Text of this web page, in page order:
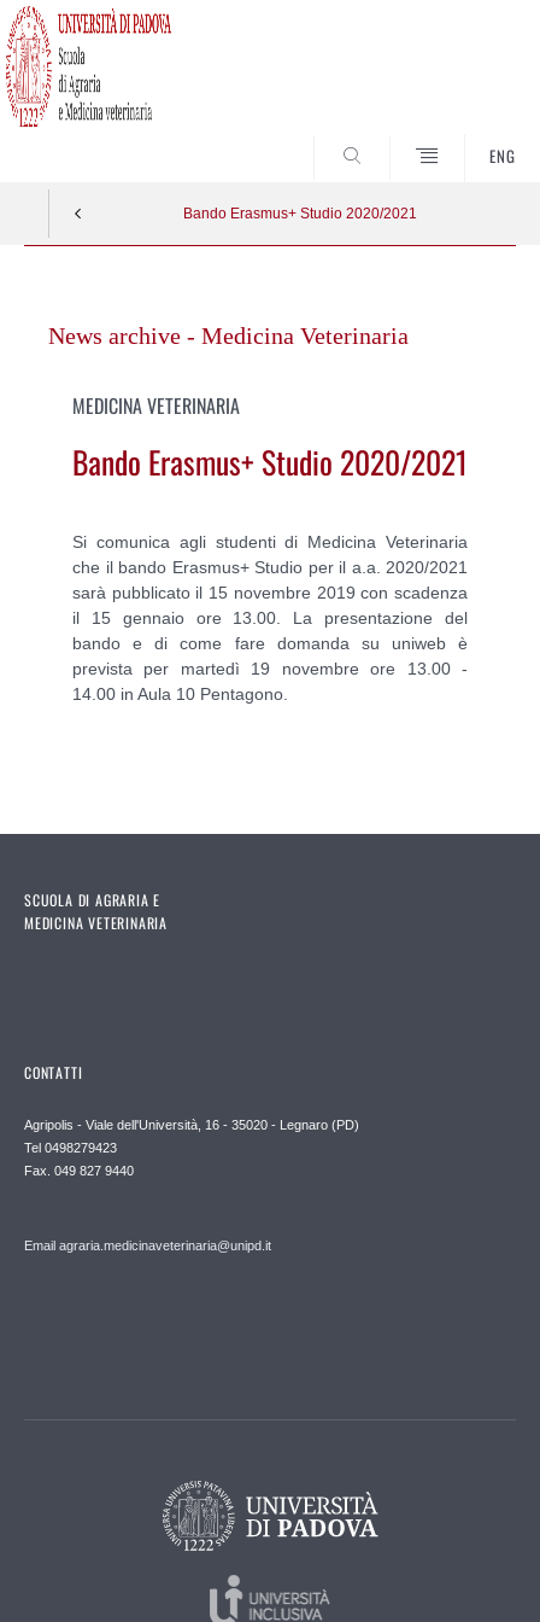
ENG
Bando Erasmus+ Studio 2020/2021
contenutoNews archive - Medicina Veterinaria
MEDICINA VETERINARIA
Bando Erasmus+ Studio 2020/2021
Si comunica agli studenti di Medicina Veterinaria
che il bando Erasmus+ Studio per il a.a. 2020/2021
sarà pubblicato il 15 novembre 2019 con scadenza
il 15 gennaio ore 13.00. La presentazione del
bando e di come fare domanda su uniweb è
prevista per martedì 19 novembre ore 13.00 -
14.00 in Aula 10 Pentagono.
SCUOLA DI AGRARIA E
MEDICINA VETERINARIA
CONTATTI
Agripolis - Viale dell'Università, 16 - 35020 - Legnaro (PD)
Tel 0498279423
Fax. 049 827 9440
Email agraria.medicinaveterinaria@unipd.it